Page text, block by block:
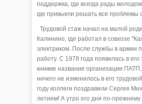
поддержка, где всегда рады
где привыкли решать все проблемы
Трудовой стаж начал на малой
Калинино, где работал в совхозе
электриком. После службы в армии
работу. С 1978 года появилась в его
книжке название организации ПАТП,
ничего не изменилось в его
году коллеги поздравили Сергея
летием! А утро его дня по-